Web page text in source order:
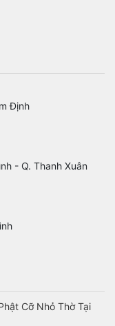
Định
- Q. Thanh Xuân
Cỡ Nhỏ Thờ Tại